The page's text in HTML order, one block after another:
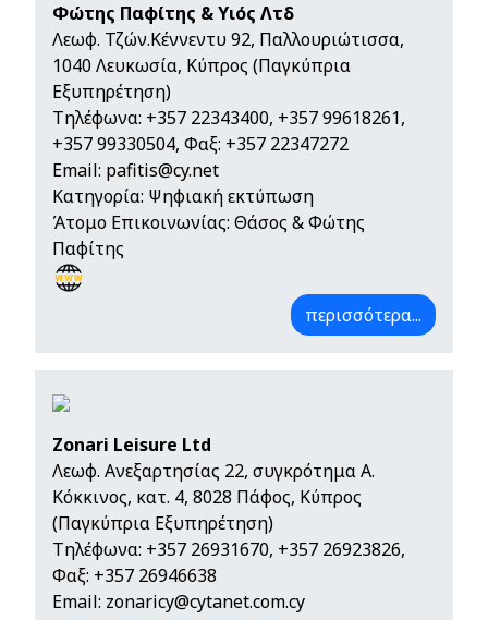
Φώτης Παφίτης & Υιός Λτδ
Λεωφ. Τζών.Κέννεντυ 92, Παλλουριώτισσα,
1040 Λευκωσία, Κύπρος (Παγκύπρια
Εξυπηρέτηση)
Τηλέφωνα: +357 22343400, +357 99618261,
+357 99330504, Φαξ: +357 22347272
Email: pafitis@cy.net
Κατηγορία: Ψηφιακή εκτύπωση
Άτομο Επικοινωνίας: Θάσος & Φώτης
Παφίτης
περισσότερα...
Zonari Leisure Ltd
Λεωφ. Ανεξαρτησίας 22, συγκρότημα Α.
Κόκκινος, κατ. 4, 8028 Πάφος, Κύπρος
(Παγκύπρια Εξυπηρέτηση)
Τηλέφωνα: +357 26931670, +357 26923826,
Φαξ: +357 26946638
Email: zonaricy@cytanet.com.cy